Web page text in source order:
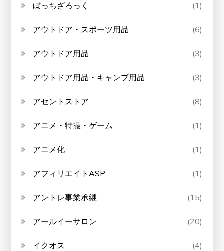
ぼっちざろっく (1)
アウトドア・スポーツ用品 (6)
アウトドア用品 (3)
アウトドア用品・キャンプ用品 (3)
アセントストア (8)
アニメ・特撮・ゲーム (1)
アニメ化 (1)
アフィリエイトASP (1)
アントレ事業承継 (15)
アールイーサロン (20)
イクオス (4)